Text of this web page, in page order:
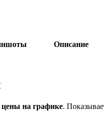
Описание
цены на графике.